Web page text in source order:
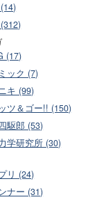
(17)
ック (7)
キ (99)
ツ＆ゴー!! (150)
駆郎 (53)
学研究所 (30)
リ (24)
ナー (31)